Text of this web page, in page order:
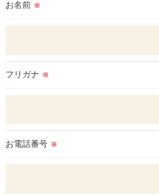
ご本人である事を確認のうえ、対応
しては、お電話でお問合せ下さい。
お名前 ※
フリガナ ※
お電話番号 ※